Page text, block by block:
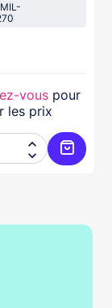
vous pour
les prix

